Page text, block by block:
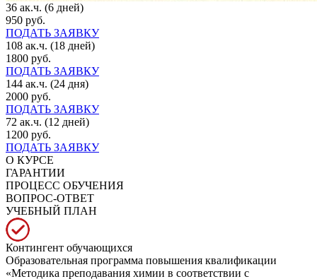
36 ак.ч. (6 дней)
950 руб.
ПОДАТЬ ЗАЯВКУ
108 ак.ч. (18 дней)
1800 руб.
ПОДАТЬ ЗАЯВКУ
144 ак.ч. (24 дня)
2000 руб.
ПОДАТЬ ЗАЯВКУ
72 ак.ч. (12 дней)
1200 руб.
ПОДАТЬ ЗАЯВКУ
О КУРСЕ
ГАРАНТИИ
ПРОЦЕСС ОБУЧЕНИЯ
ВОПРОС-ОТВЕТ
УЧЕБНЫЙ ПЛАН
Контингент обучающихся
Образовательная программа повышения квалификации
«Методика преподавания химии в соответствии с